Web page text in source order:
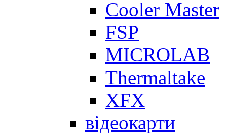
Cooler Master
FSP
MICROLAB
Thermaltake
XFX
відеокарти